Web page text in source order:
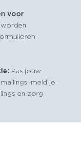
voor
Pas jouw
meld je
en zorg